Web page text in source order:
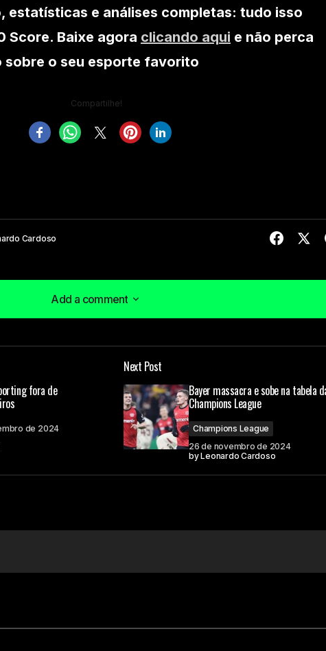
estatísticas e análises completas: tudo isso
Score. Baixe agora clicando aqui e não perca
sobre o seu esporte favorito
Compartilhe!
Cardoso
Add a comment
Add a comment
publicado. Campos obrigatórios são marcados com *
fora de
de 2024
Next Post
Bayer massacra e sobe na tabela
Champions League
Champions League
26 de novembro de 2024
byLeonardo Cardoso